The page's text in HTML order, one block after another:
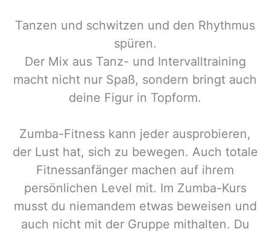
Tanzen und schwitzen und den Rhythmus
spüren.
Der Mix aus Tanz- und Intervalltraining
macht nicht nur Spaß, sondern bringt auch
deine Figur in Topform.
Zumba-Fitness kann jeder ausprobieren,
der Lust hat, sich zu bewegen. Auch totale
Fitnessanfänger machen auf ihrem
persönlichen Level mit. Im Zumba-Kurs
musst du niemandem etwas beweisen und
auch nicht mit der Gruppe mithalten. Du